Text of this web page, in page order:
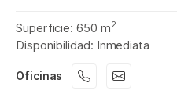
Superficie: 650 m2
Disponibilidad: Inmediata
Oficinas